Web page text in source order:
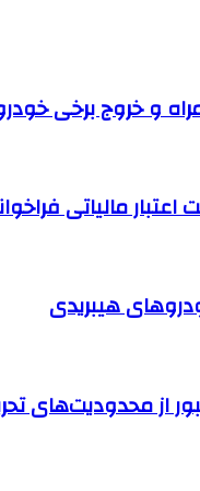
و خروج برخی
مالیاتی
هیبریدی
از محدودیت‌های